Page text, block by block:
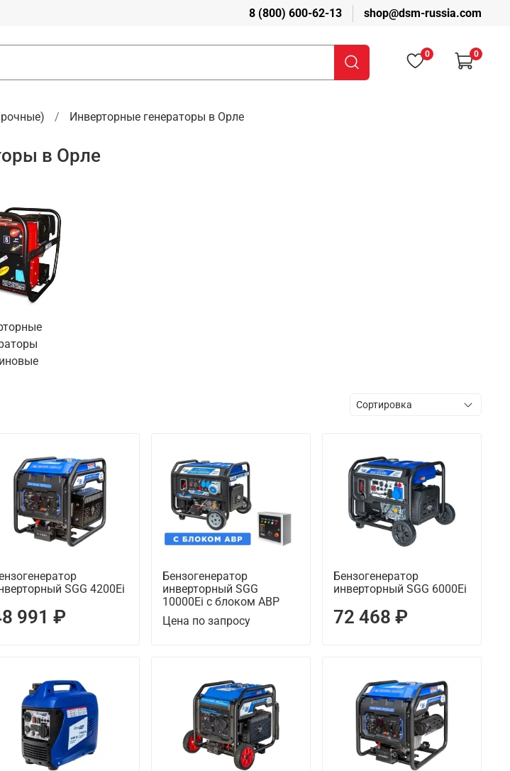
8 (800) 600-62-13 shop@dsm-russia.com
0 0
Инверторные генераторы в Орле
в Орле
SGG 4200Ei
991 ₽
Бензогенератор
инверторный SGG
10000Ei с блоком АВР
Цена по запросу
Бензогенератор
инверторный SGG 6000Ei
72 468 ₽